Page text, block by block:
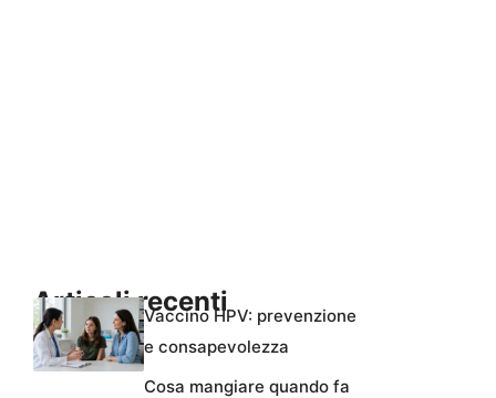
Articoli recentiVaccino HPV: prevenzione
e consapevolezza
Cosa mangiare quando fa